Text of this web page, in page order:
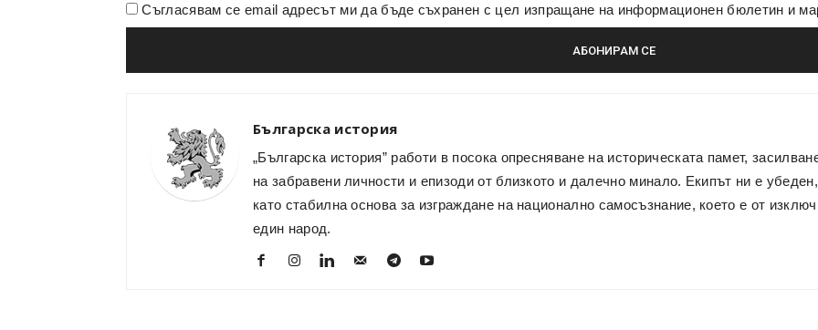
Съгласявам се email адресът ми да бъде съхранен с цел изпращане на информационен бюлетин и
Българска история
„Българска история” работи в посока опресняване на историческата памет,
на забравени личности и епизоди от близкото и далечно минало. Екипът ни е
като стабилна основа за изграждане на национално самосъзнание, което е от
един народ.